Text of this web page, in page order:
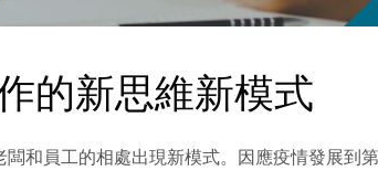
的新思維新模式
和員工的相處出現新模式。因應疫情發展到